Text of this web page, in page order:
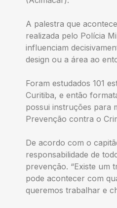
A palestra que
realizada pelo Polícia
influenciam
design ou a área ao
Foram estudados 101
Curitiba, e então
possui instruções para
Prevenção contra o
De acordo com o
responsabilidade de
prevenção. “Existe um
pode acontecer com
queremos trabalhar e